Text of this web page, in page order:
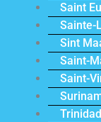
Saint
Sainte-
Sint
Saint-
Saint-